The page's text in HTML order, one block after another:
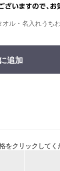
ル・名入れうち
追加
をクリックしてく